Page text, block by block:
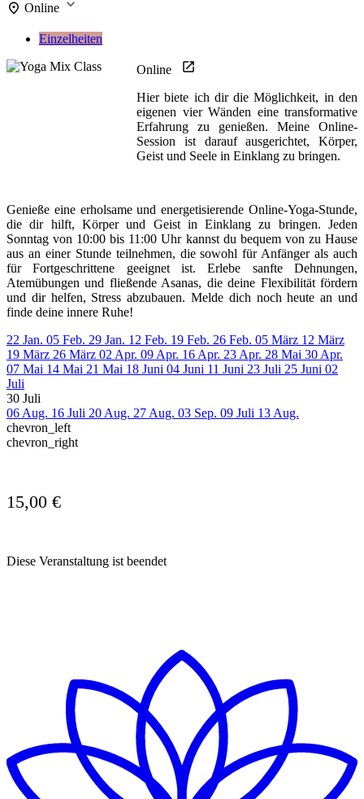
Online
Einzelheiten
Online
Hier biete ich dir die Möglichkeit, in den
eigenen vier Wänden eine transformative
Erfahrung zu genießen. Meine Online-
Session ist darauf ausgerichtet, Körper,
Geist und Seele in Einklang zu bringen.
Genieße eine erholsame und energetisierende Online-Yoga-Stunde,
die dir hilft, Körper und Geist in Einklang zu bringen. Jeden
Sonntag von 10:00 bis 11:00 Uhr kannst du bequem von zu Hause
aus an einer Stunde teilnehmen, die sowohl für Anfänger als auch
für Fortgeschrittene geeignet ist. Erlebe sanfte Dehnungen,
Atemübungen und fließende Asanas, die deine Flexibilität fördern
und dir helfen, Stress abzubauen. Melde dich noch heute an und
finde deine innere Ruhe!
22 Jan. 05 Feb. 29 Jan. 12 Feb. 19 Feb. 26 Feb. 05 März 12 März
19 März 26 März 02 Apr. 09 Apr. 16 Apr. 23 Apr. 28 Mai 30 Apr.
07 Mai 14 Mai 21 Mai 18 Juni 04 Juni 11 Juni 23 Juli 25 Juni 02
Juli
30 Juli
06 Aug. 16 Juli 20 Aug. 27 Aug. 03 Sep. 09 Juli 13 Aug.
chevron_left
chevron_right
15,00 €
Diese Veranstaltung ist beendet